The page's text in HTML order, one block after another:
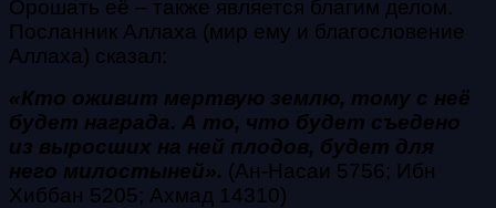
Орошать её – также является благим делом.
Посланник Аллаха (мир ему и благословение
Аллаха) сказал:
«Кто оживит мертвую землю, тому с неё
будет награда. А то, что будет съедено
из выросших на ней плодов, будет для
него милостыней». (Ан-Насаи 5756; Ибн
Хиббан 5205; Ахмад 14310)